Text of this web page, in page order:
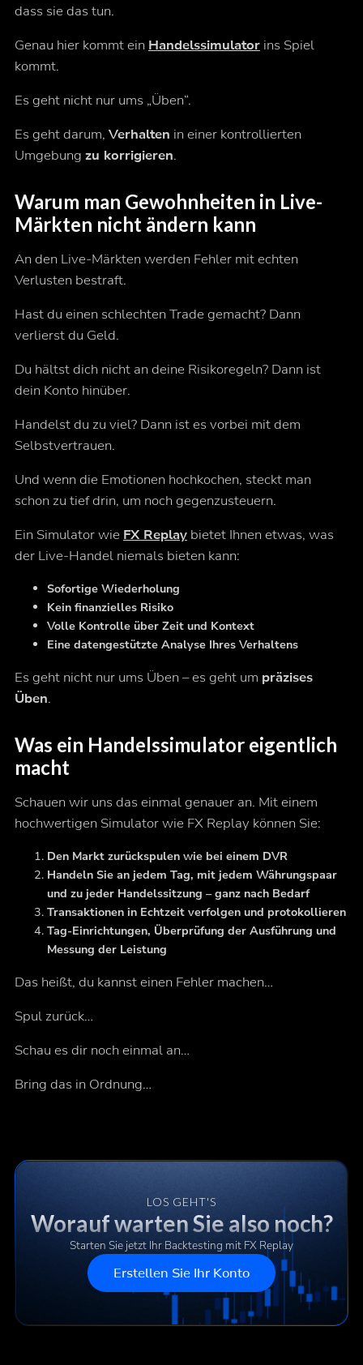
dass sie das tun.
Genau hier kommt ein Handelssimulatorins Spiel
kommt.
Es geht nicht nur ums „Üben“.
Es geht darum, Verhalten in einer kontrollierten
Umgebung zu korrigieren.
Warum man Gewohnheiten in Live-
Märkten nicht ändern kann
An den Live-Märkten werden Fehler mit echten
Verlusten bestraft.
Hast du einen schlechten Trade gemacht? Dann
verlierst du Geld.
Du hältst dich nicht an deine Risikoregeln? Dann ist
dein Konto hinüber.
Handelst du zu viel? Dann ist es vorbei mit dem
Selbstvertrauen.
Und wenn die Emotionen hochkochen, steckt man
schon zu tief drin, um noch gegenzusteuern.
Ein Simulator wie FX Replaybietet Ihnen etwas, was
der Live-Handel niemals bieten kann:
Sofortige Wiederholung
Kein finanzielles Risiko
Volle Kontrolle über Zeit und Kontext
Eine datengestützte Analyse Ihres Verhaltens
Es geht nicht nur ums Üben – es geht um präzises
Üben.
Was ein Handelssimulator eigentlich
macht
Schauen wir uns das einmal genauer an. Mit einem
hochwertigen Simulator wie FX Replay können Sie:
Den Markt zurückspulen wie bei einem DVR
Handeln Sie an jedem Tag, mit jedem Währungspaar
und zu jeder Handelssitzung – ganz nach Bedarf
Transaktionen in Echtzeit verfolgen und protokollieren
Tag-Einrichtungen, Überprüfung der Ausführung und
Messung der Leistung
Das heißt, du kannst einen Fehler machen…
Spul zurück…
Schau es dir noch einmal an…
Bring das in Ordnung…
LOS GEHT'S
Worauf warten Sie also noch?
Starten Sie jetzt Ihr Backtesting mit FX Replay
Erstellen Sie Ihr Konto